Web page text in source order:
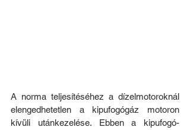
A norma teljesítéséhez a dízelmotoroknál
elengedhetetlen a kipufogógáz motoron
kívüli utánkezelése. Ebben a kipufogó-